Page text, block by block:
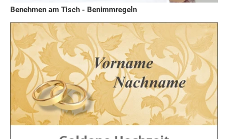
Benehmen am Tisch - Benimmregeln